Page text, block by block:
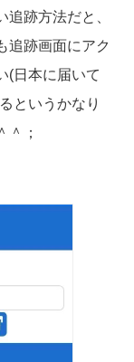
跡方法だと、
追跡画面にアク
(日本に届いて
というかなり
＾；